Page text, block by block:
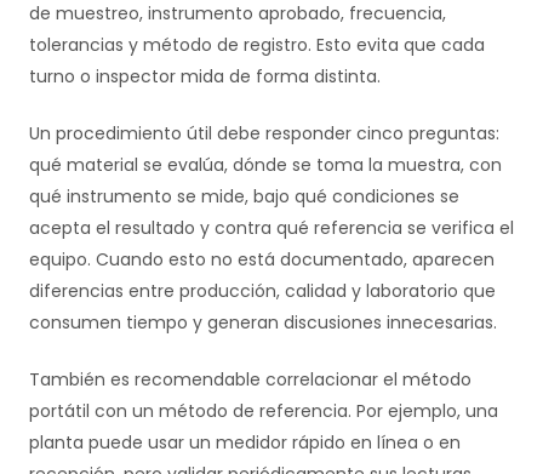
de muestreo, instrumento aprobado, frecuencia,
tolerancias y método de registro. Esto evita que cada
turno o inspector mida de forma distinta.
Un procedimiento útil debe responder cinco preguntas:
qué material se evalúa, dónde se toma la muestra, con
qué instrumento se mide, bajo qué condiciones se
acepta el resultado y contra qué referencia se verifica el
equipo. Cuando esto no está documentado, aparecen
diferencias entre producción, calidad y laboratorio que
consumen tiempo y generan discusiones innecesarias.
También es recomendable correlacionar el método
portátil con un método de referencia. Por ejemplo, una
planta puede usar un medidor rápido en línea o en